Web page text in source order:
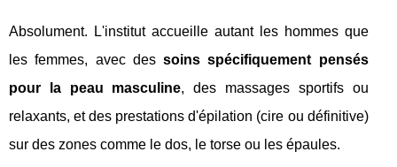
Absolument. L'institut accueille autant les hommes que
les femmes, avec dessoins spécifiquement pensés
pour la peau masculine, des massages sportifs ou
relaxants, et des prestations d'épilation (cire ou définitive)
sur des zones comme le dos, le torse ou les épaules.